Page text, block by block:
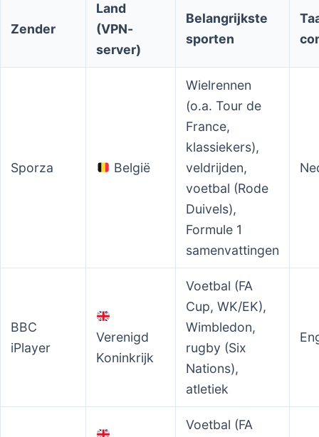
Zender
Land
(VPN-
server)
Belangrijkste
sporten
Sporza België
Wielrennen
(o.a. Tour de
France,
klassiekers),
veldrijden,
voetbal (Rode
Duivels),
Formule 1
samenvattingen
BBC
iPlayer
Verenigd
Koninkrijk
Voetbal (FA
Cup, WK/EK),
Wimbledon,
rugby (Six
Nations),
atletiek
Voetbal (FA